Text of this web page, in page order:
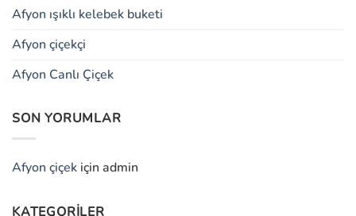
Afyon ışıklı kelebek buketi
Afyon çiçekçi
Afyon Canlı Çiçek
SON YORUMLAR
Afyon çiçek için admin
KATEGORILER